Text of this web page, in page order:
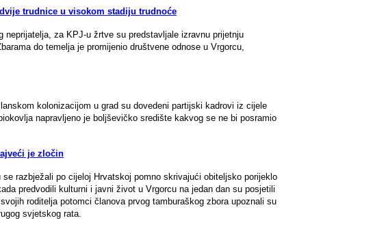
trudnice u visokom stadiju trudnoće
za KPJ-u žrtve su predstavljale izravnu prijetnju
do temelja je promijenio društvene odnose u Vrgorcu,
kolonizacijom u grad su dovedeni partijski kadrovi iz cijele
napravljeno je boljševičko središte kakvog se ne bi posramio
je zločin
razbježali po cijeloj Hrvatskoj pomno skrivajući obiteljsko porijeklo
predvodili kulturni i javni život u Vrgorcu na jedan dan su posjetili
roditelja potomci članova prvog tamburaškog zbora upoznali su
svjetskog rata.